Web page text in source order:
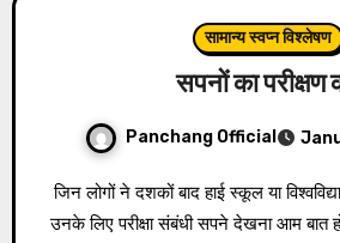
सामान्य स्वप्न विश्लेषण
सपनों का परीक्षण
Panchang Official
जिन लोगों ने दशकों बाद हाई स्कूल या विश्वविद्यालय की पढ़ाई पूरी की है,
उनके लिए परीक्षा संबंधी सपने देखना आम बात